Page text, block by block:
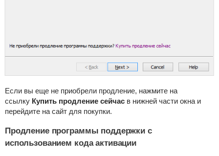
Если вы еще не приобрели продление, нажмите на
ссылку Купить продление сейчасв нижней части окна и
перейдите на сайт для покупки.
Продление программы поддержки с
использованием кода активации